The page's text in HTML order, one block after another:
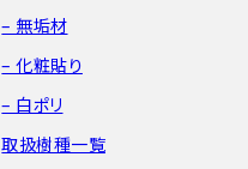
– 無垢材
– 化粧貼り
– 白ポリ
取扱樹種一覧